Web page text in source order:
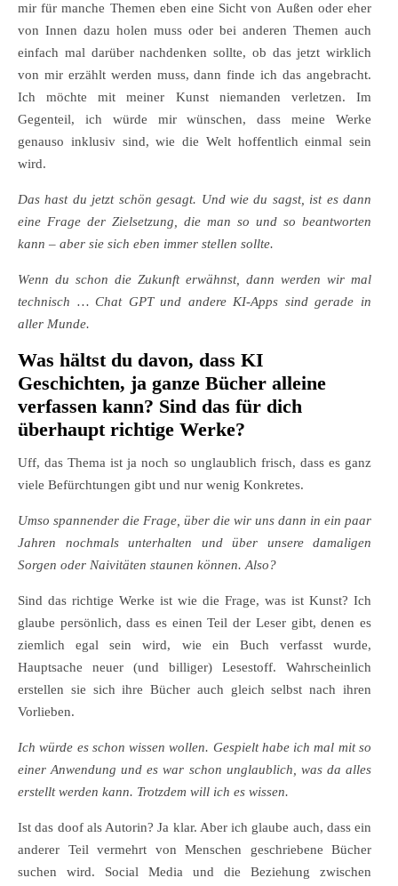
mir für manche Themen eben eine Sicht von Außen oder eher
von Innen dazu holen muss oder bei anderen Themen auch
einfach mal darüber nachdenken sollte, ob das jetzt wirklich
von mir erzählt werden muss, dann finde ich das angebracht.
Ich möchte mit meiner Kunst niemanden verletzen. Im
Gegenteil, ich würde mir wünschen, dass meine Werke
genauso inklusiv sind, wie die Welt hoffentlich einmal sein
wird.
Das hast du jetzt schön gesagt. Und wie du sagst, ist es dann
eine Frage der Zielsetzung, die man so und so beantworten
kann – aber sie sich eben immer stellen sollte.
Wenn du schon die Zukunft erwähnst, dann werden wir mal
technisch … Chat GPT und andere KI-Apps sind gerade in
aller Munde.
Was hältst du davon, dass KI
Geschichten, ja ganze Bücher alleine
verfassen kann? Sind das für dich
überhaupt richtige Werke?
Uff, das Thema ist ja noch so unglaublich frisch, dass es ganz
viele Befürchtungen gibt und nur wenig Konkretes.
Umso spannender die Frage, über die wir uns dann in ein paar
Jahren nochmals unterhalten und über unsere damaligen
Sorgen oder Naivitäten staunen können. Also?
Sind das richtige Werke ist wie die Frage, was ist Kunst? Ich
glaube persönlich, dass es einen Teil der Leser gibt, denen es
ziemlich egal sein wird, wie ein Buch verfasst wurde,
Hauptsache neuer (und billiger) Lesestoff. Wahrscheinlich
erstellen sie sich ihre Bücher auch gleich selbst nach ihren
Vorlieben.
Ich würde es schon wissen wollen. Gespielt habe ich mal mit so
einer Anwendung und es war schon unglaublich, was da alles
erstellt werden kann. Trotzdem will ich es wissen.
Ist das doof als Autorin? Ja klar. Aber ich glaube auch, dass ein
anderer Teil vermehrt von Menschen geschriebene Bücher
suchen wird. Social Media und die Beziehung zwischen